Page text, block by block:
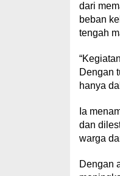
dari
beban
tengah
Dengan
hanya
Ia
dan
warga
Dengan